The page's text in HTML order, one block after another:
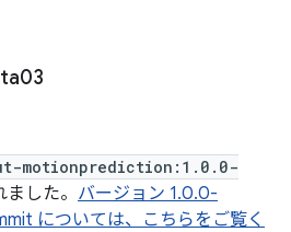
motionprediction:1.0.0-
した。 バージョン 1.0.0-
については、こちらをご覧く